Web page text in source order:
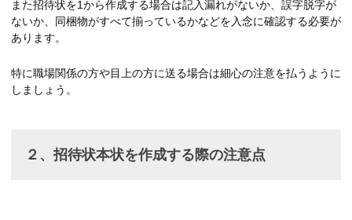
また招待状を1から作成する場合は記入漏れがないか、誤字脱字が
ないか、同梱物がすべて揃っているかなどを入念に確認する必要が
あります。
特に職場関係の方や目上の方に送る場合は細心の注意を払うように
しましょう。
２、招待状本状を作成する際の注意点